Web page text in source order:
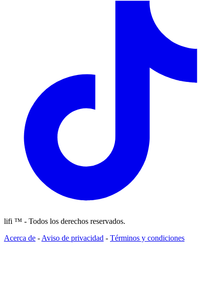
lifi ™ - Todos los derechos reservados.
Acerca de - Aviso de privacidad - Términos y condiciones